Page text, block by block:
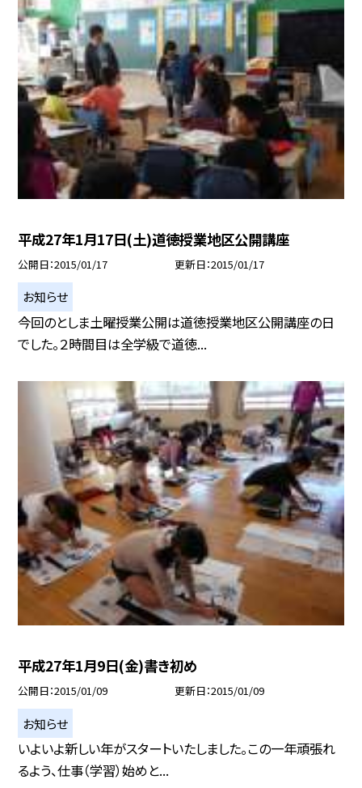
平成27年1月17日(土)道徳授業地区公開講座
公開日 2015/01/17 更新日 2015/01/17
お知らせ
今回のとしま土曜授業公開は道徳授業地区公開講座の日
でした。２時間目は全学級で道徳...
平成27年1月9日(金)書き初め
公開日 2015/01/09 更新日 2015/01/09
お知らせ
いよいよ新しい年がスタートいたしました。この一年頑張れ
るよう、仕事（学習）始めと...